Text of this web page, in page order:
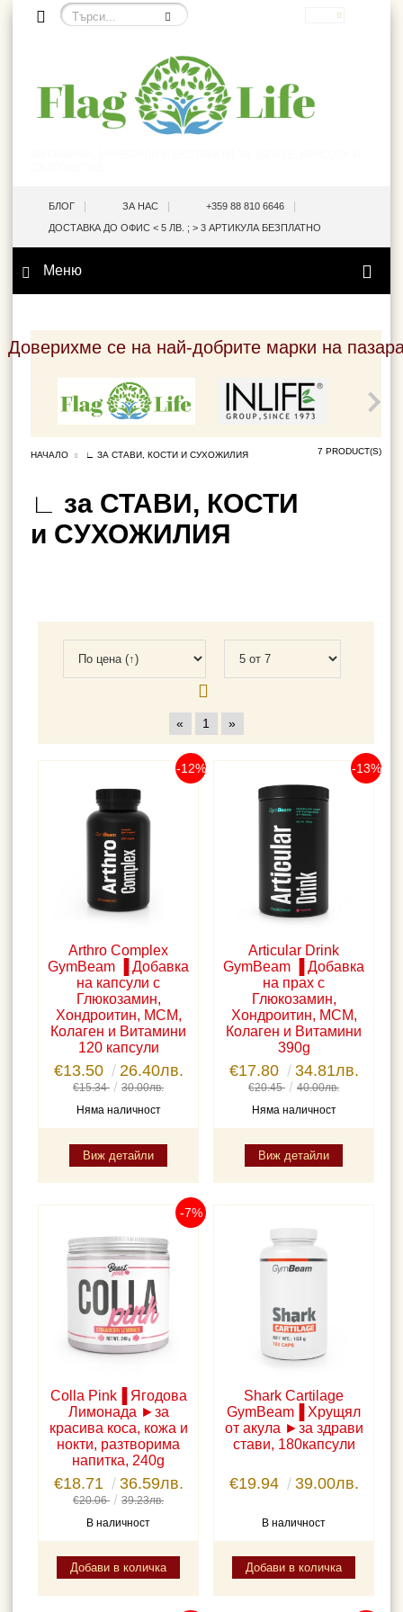
БЛОГ ЗА НАС +359 88 810 6646
ДОСТАВКА ДО ОФИС < 5 ЛВ. ; > 3 АРТИКУЛА БЕЗПЛАТНО
Меню
Доверихме се на най-добрите марки на
НАЧАЛО ∟ ЗА СТАВИ, КОСТИ И СУХОЖИЛИЯ 7 PRODUCT(S)
∟ за СТАВИ, КОСТИ
и СУХОЖИЛИЯ
« 1 »
Arthro Complex
GymBeam ▐ Добавка
на капсули с
Глюкозамин,
Хондроитин, МСМ,
Колаген и Витамини
120 капсули
-12%
€13.50 26.40лв.
€15.34
30.00лв.
Няма наличност
Виж детайли
Articular Drink
GymBeam ▐ Добавка
на прах с
Глюкозамин,
Хондроитин, МСМ,
Колаген и Витамини
390g
-13%
€17.80 34.81лв.
€20.45
40.00лв.
Няма наличност
Виж детайли
Colla Pink▐ Ягодова
Лимонада ►за
красива коса, кожа и
нокти, разтворима
напитка, 240g
-7%
€18.71 36.59лв.
€20.06
39.23лв.
В наличност
Shark Cartilage
GymBeam▐ Хрущял
от акула ►за здрави
стави, 180капсули
€19.94 39.00лв.
В наличност